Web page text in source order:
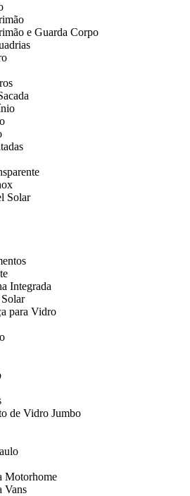
e Guarda Corpo
Solar
Integrada
para Vidro
de Vidro Jumbo
Motorhome
Vans